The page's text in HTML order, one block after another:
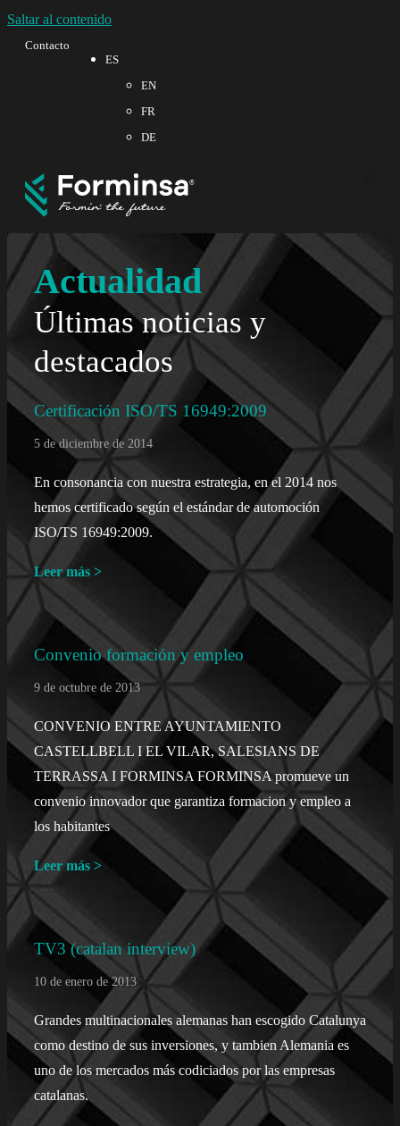
Saltar al contenido
Contacto
ES
EN
FR
DE
Actualidad
Últimas noticias y
destacados
Certificación ISO/TS 16949:2009
5 de diciembre de 2014
En consonancia con nuestra estrategia, en el 2014 nos
hemos certificado según el estándar de automoción
ISO/TS 16949:2009.
Leer más >
Convenio formación y empleo
9 de octubre de 2013
CONVENIO ENTRE AYUNTAMIENTO
CASTELLBELL I EL VILAR, SALESIANS DE
TERRASSA I FORMINSA FORMINSA promueve un
convenio innovador que garantiza formacion y empleo a
los habitantes
Leer más >
TV3 (catalan interview)
10 de enero de 2013
Grandes multinacionales alemanas han escogido Catalunya
como destino de sus inversiones, y tambien Alemania es
uno de los mercados más codiciados por las empresas
catalanas.